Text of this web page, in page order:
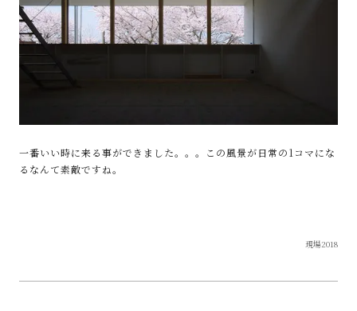
一番いい時に来る事ができました。。。この風景が日常の1コマにな
るなんて素敵ですね。
現場2018